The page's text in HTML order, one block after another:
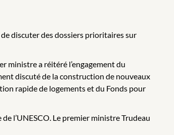
discuter des dossiers prioritaires sur
ministre a réitéré l’engagement du
discuté de la construction de nouveaux
rapide de logements et du Fonds pour
l’UNESCO. Le premier ministre Trudeau